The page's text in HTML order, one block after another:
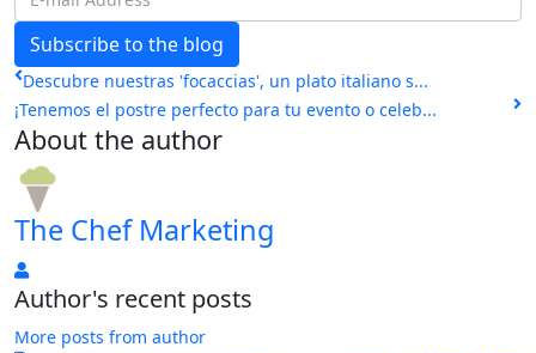
mail
Address
Subscribe to the blog
Descubre nuestras 'focaccias', un plato italiano s...
¡Tenemos el postre perfecto para tu evento o celeb...
About the author
The Chef Marketing
The
Chef
Marketing
Author's recent posts
More posts from author